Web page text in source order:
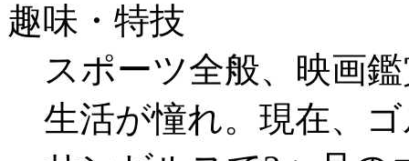
趣味・特技
スポーツ全般、映画
生活が憧れ。現在、